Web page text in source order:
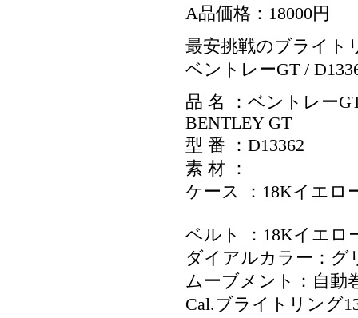
A品価格：18000円
最安挑戦のブライト
ベントレーGT /
品 名 ：ベントレー
BENTLEY GT
型 番 ：D13362
素 材 ：
ケース ：18Kイエロ
ベルト ：18Kイエロ
ダイアルカラー：グ
ムーブメント：自動
Cal.ブライトリング